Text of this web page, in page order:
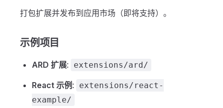
打包扩展并发布到应用市场（即将支持）。
示例项目
ARD 扩展: extensions/ard/
React 示例 :
extensions/react-
example/